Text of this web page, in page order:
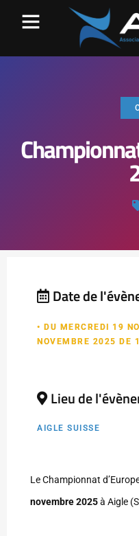
Date de
• DU MERCREDI 19
NOVEMBRE 2025 DE
Lieu de
AIGLE SUISSE
Le Championnat
novembre 2025à Aigle